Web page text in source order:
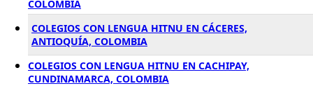
COLOMBIA
COLEGIOS CON LENGUA HITNU EN CÁCERES,
ANTIOQUÍA, COLOMBIA
COLEGIOS CON LENGUA HITNU EN CACHIPAY,
CUNDINAMARCA, COLOMBIA